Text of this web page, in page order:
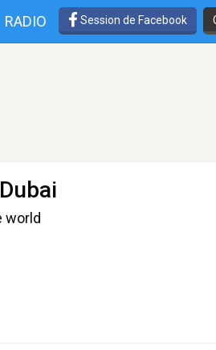
RADIO Session de Facebook
world